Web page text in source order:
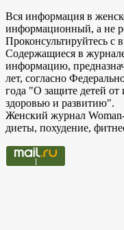
Вся информация в
информационный, а не
Проконсультируйтесь с
Содержащиеся в
информацию,
лет, согласно
года "О защите детей
здоровью и развитию".
Женский журнал
диеты, похудение,